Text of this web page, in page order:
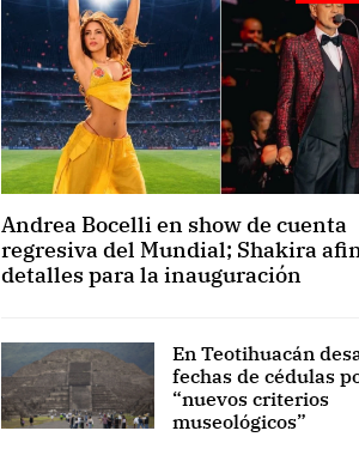
Andrea Bocelli en show de cuenta
regresiva del Mundial; Shakira
detalles para la inauguración
En Teotihuacán
fechas de cédulas
“nuevos criterios
museológicos”